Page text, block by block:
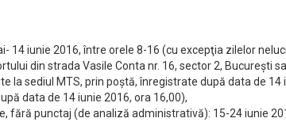
14 iunie 2016, între orele 8-16 (cu excepţia zilelor
din strada Vasile Conta nr. 16, sector 2, București
la sediul MTS, prin poștă, înregistrate după data de 14
data de 14 iunie 2016, ora 16,00),
fără punctaj (de analiză administrativă): 15-24 iunie